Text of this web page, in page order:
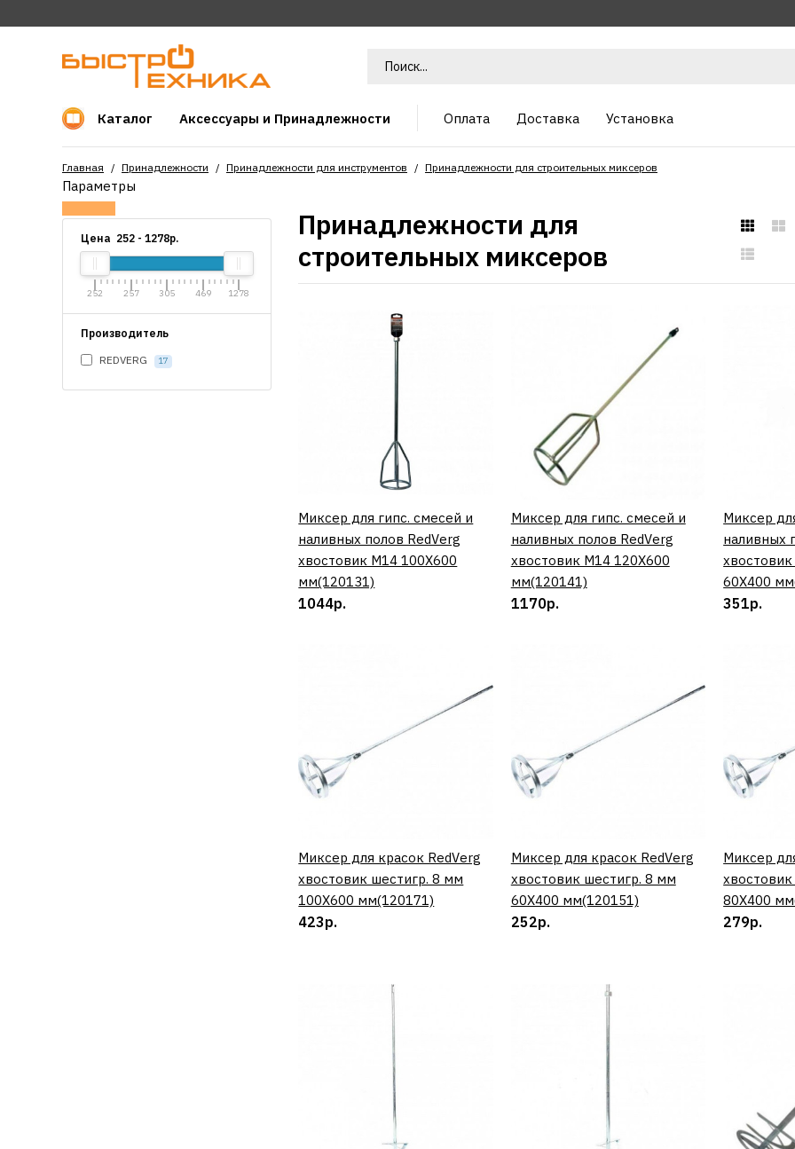
Каталог Аксессуары и Принадлежности Оплата Доставка Установка
Главная Принадлежности Принадлежности для инструментов Принадлежности для строительных миксеров
Параметры
Цена 252 - 1278р.
252 257 305 469 1278
Производитель
REDVERG
17
Принадлежности для
строительных миксеров
Миксер
наливных
1044р.
ДОБАВИТЬ К
Миксер
наливных
1170р.
Миксер
наливных
60Х400
КУПИТЬ
Миксер для гипс. смесей и
наливных полов RedVerg
хвостовик М14 100Х600
мм(120131)
1044р.
КУПИТЬ
Миксер для гипс. смесей и
наливных полов RedVerg
хвостовик М14 120Х600
мм(120141)
1170р.
Миксер
наливных
60Х400
351р.
КУПИТЬ
Миксер для красок RedVerg
хвостовик шестигр. 8 мм
100Х600 мм(120171)
423р.
КУПИТЬ
Миксер для красок RedVerg
хвостовик шестигр. 8 мм
60Х400 мм(120151)
252р.
Миксер
80Х400
279р.